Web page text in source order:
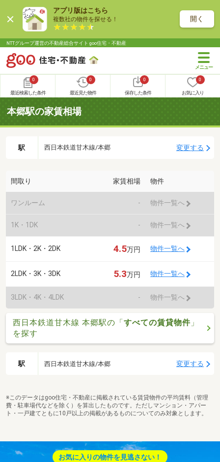
アプリ版はこちら
複数社の物件を探せる！ 開く
NTTグループ運営の不動産総合サイト goo住宅・不動産
0
最近検索した条件
0
最近見た物件
0
保存した条件
0
お気に入り
本郷駅の家賃相場
駅 西日本鉄道甘木線/本郷 変更する
間取り 家賃相場 物件
ワンルーム - 物件一覧へ
1K・1DK - 物件一覧へ
1LDK・2K・2DK 4.5万円 物件一覧へ
2LDK・3K・3DK 5.3万円 物件一覧へ
3LDK・4K・4LDK - 物件一覧へ
西日本鉄道甘木線 本郷駅の「すべての賃貸物件 」
を探す
駅 西日本鉄道甘木線/本郷 変更する
※このデータはgoo住宅・不動産に掲載されている賃貸物件の平均賃料（管理
費・駐車場代などを除く）を算出したものです。ただしマンション・アパー
ト・一戸建てともに10戸以上の掲載があるものについてのみ対象とします。
お気に入りの物件を見逃さない！